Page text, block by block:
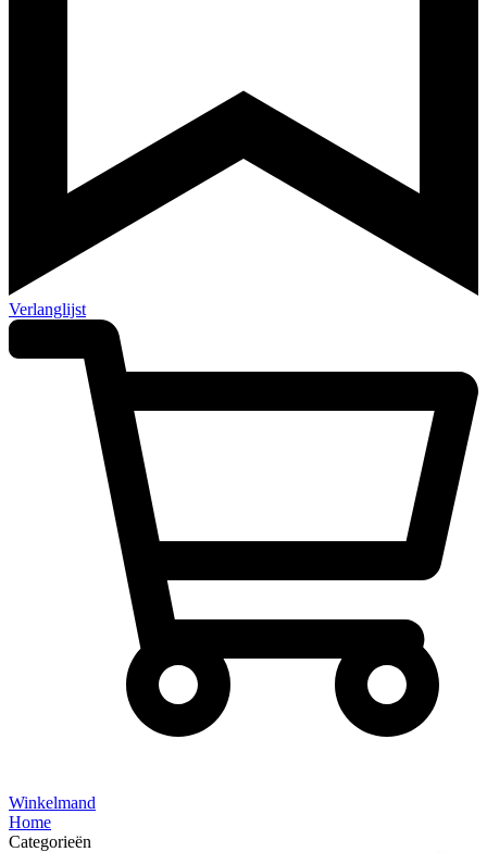
Verlanglijst
Winkelmand
Home
Categorieën